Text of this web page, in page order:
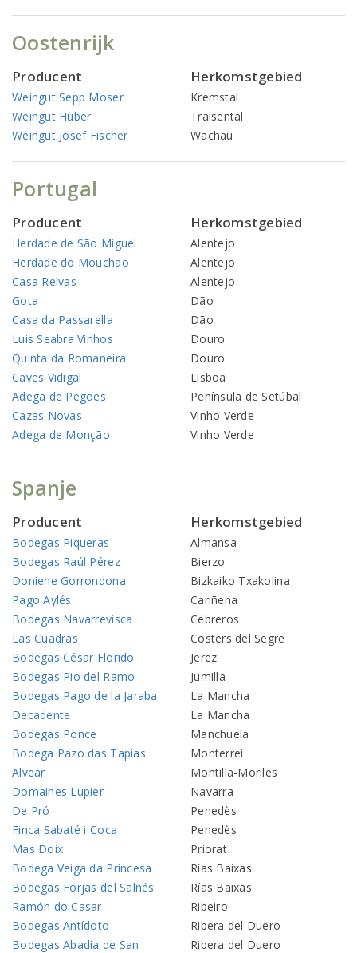
Oostenrijk
Producent Herkomstgebied
Weingut Sepp Moser
Kremstal
Weingut Huber
Traisental
Weingut Josef Fischer
Wachau
Portugal
Producent Herkomstgebied
Herdade de São Miguel
Alentejo
Herdade do Mouchão
Alentejo
Casa Relvas
Alentejo
Gota
Dão
Casa da Passarella
Dão
Luis Seabra Vinhos
Douro
Quinta da Romaneira
Douro
Caves Vidigal
Lisboa
Adega de Pegões
Península de Setúbal
Cazas Novas
Vinho Verde
Adega de Monção
Vinho Verde
Spanje
Producent Herkomstgebied
Bodegas Piqueras
Almansa
Bodegas Raúl Pérez
Bierzo
Doniene Gorrondona
Bizkaiko Txakolina
Pago Aylés
Cariñena
Bodegas Navarrevisca
Cebreros
Las Cuadras
Costers del Segre
Bodegas César Florido
Jerez
Bodegas Pio del Ramo
Jumilla
Bodegas Pago de la Jaraba
La Mancha
Decadente
La Mancha
Bodegas Ponce
Manchuela
Bodega Pazo das Tapias
Monterrei
Alvear
Montilla-Moriles
Domaines Lupier
Navarra
De Pró
Penedès
Finca Sabaté i Coca
Penedès
Mas Doix
Priorat
Bodega Veiga da Princesa
Rías Baixas
Bodegas Forjas del Salnés
Rías Baixas
Ramón do Casar
Ribeiro
Bodegas Antídoto
Ribera del Duero
Bodegas Abadía de San
Ribera del Duero